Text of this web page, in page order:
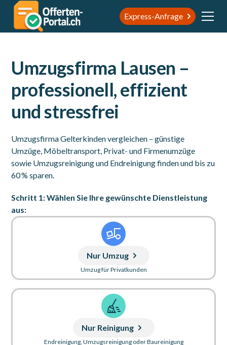
Express-Anfrage
Umzugsfirma Lausen –
professionell, effizient
und stressfrei
Umzugsfirma Gelterkinden vergleichen – günstige
Umzüge, Möbeltransport, Privat- und Firmenumzüge
sowie Umzugsreinigung und Endreinigung finden und bis zu
60 % sparen.
Schritt 1: Wählen Sie Ihre gewünschte Dienstleistung
aus:
Nur Umzug
Umzug für Privatkunden
Nur Reinigung
Endreinigung, Umzugsreinigung oder Baureinigung